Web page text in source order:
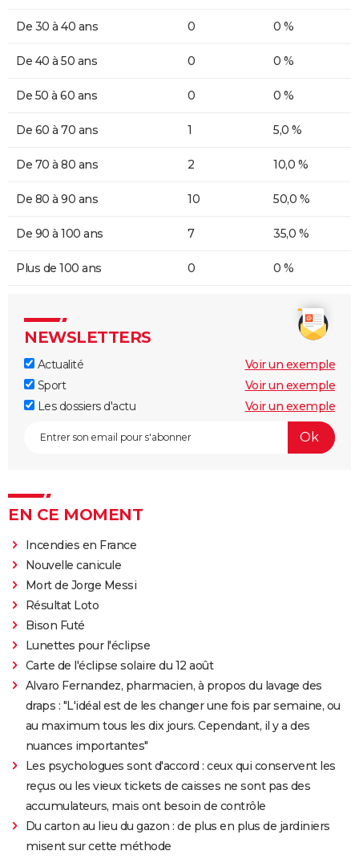
De 30 à 40 ans 0 0 %
De 40 à 50 ans 0 0 %
De 50 à 60 ans 0 0 %
De 60 à 70 ans 1 5,0 %
De 70 à 80 ans 2 10,0 %
De 80 à 90 ans 10 50,0 %
De 90 à 100 ans 7 35,0 %
Plus de 100 ans 0 0 %
NEWSLETTERS
Actualité
Voir un exemple
Sport
Voir un exemple
Les dossiers d'actu
Voir un exemple
EN CE MOMENT
Incendies en France
Nouvelle canicule
Mort de Jorge Messi
Résultat Loto
Bison Futé
Lunettes pour l'éclipse
Carte de l'éclipse solaire du 12 août
Alvaro Fernandez, pharmacien, à propos du lavage des
draps : "L'idéal est de les changer une fois par semaine, ou
au maximum tous les dix jours. Cependant, il y a des
nuances importantes"
Les psychologues sont d'accord : ceux qui conservent les
reçus ou les vieux tickets de caisses ne sont pas des
accumulateurs, mais ont besoin de contrôle
Du carton au lieu du gazon : de plus en plus de jardiniers
misent sur cette méthode